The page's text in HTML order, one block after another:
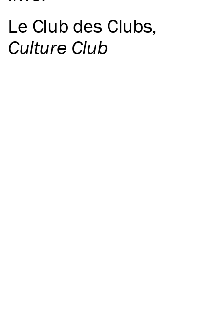
Le Club des Clubs,
Culture Club